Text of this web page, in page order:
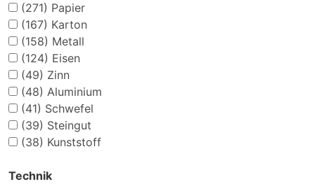
(271) Papier
(167) Karton
(158) Metall
(124) Eisen
(49) Zinn
(48) Aluminium
(41) Schwefel
(39) Steingut
(38) Kunststoff
Technik